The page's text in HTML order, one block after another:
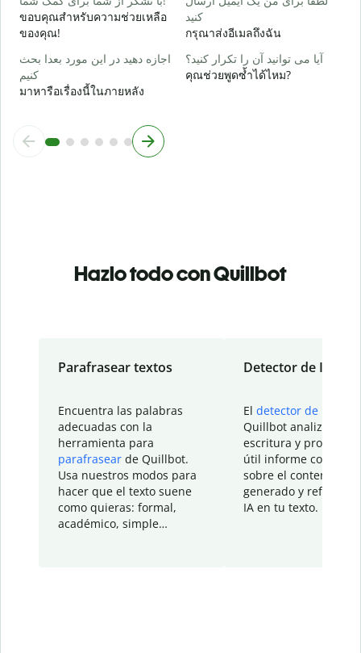
ขอบคุณสำหรับความช่วยเหลือ
ของคุณ!
کنید
กรุณาส่งอีเมลถึงฉัน
اجازه دهید در این مورد بعدا بحث
کنیم
มาหารือเรื่องนี้ในภายหลัง
آیا می توانید آن را تکرار کنید؟
คุณช่วยพูดซ้ำได้ไหม?
Hazlo todo con Quillbot
Parafrasear textos
Encuentra las palabras
adecuadas con la
herramienta para
parafrasear de Quillbot.
Usa nuestros modos para
hacer que el texto suene
como quieras: formal,
académico, simple…
Detector de IA
El detector de IA
Quillbot analiza tu
escritura y
útil informe con
sobre el contenido
generado y refinado
IA en tu texto.